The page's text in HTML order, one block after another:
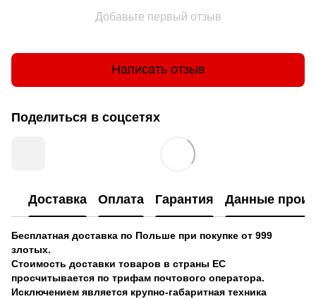
Добавьте первый отзыв
Написать отзыв
Поделиться в соцсетях
Доставка Оплата Гарантия Данные
Бесплатная доставка по Польше при покупке от 999
злотых.
Стоимость доставки товаров в страны ЕС
просчитывается по трифам почтового оператора.
Исключением является крупно-габаритная техника